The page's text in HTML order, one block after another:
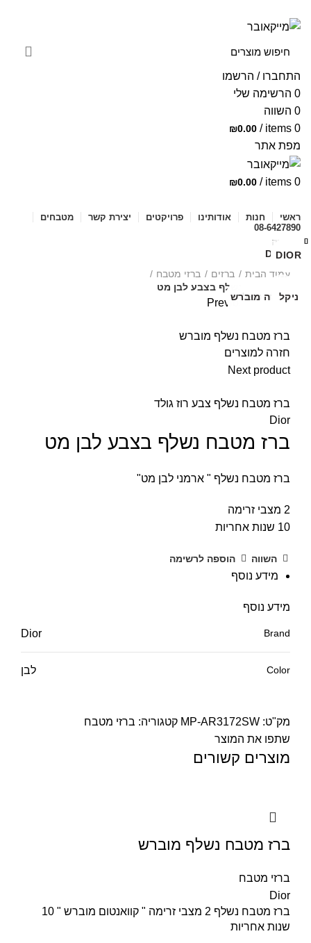
התחברו / הרשמו
0 הרשימה שלי
0 השווה
0
items
/
₪0.00
מפת אתר
0
items
/
₪0.00
ראשי חנות אודותינו פרויקטים יצירת קשר
מטבחים
08-6427890
DIOR
לחצו להגדלה
עמוד הבית ברזים
ברזי מטבח
ברז מטבח נשלף בצבע לבן מט
Previous product
ברז מטבח נשלף מוברש
חזרה למוצרים
Next product
ברז מטבח נשלף צבע רוז גולד
Dior
ברז מטבח נשלף בצבע לבן מט
ברז מטבח נשלף " ארמני לבן מט"
2 מצבי זרימה
10 שנות אחריות
השווה הוספה לרשימה
מידע נוסף
מידע נוסף
Brand
Dior
Color לבן
מק"ט: MP-AR3172SW קטגוריה: ברזי מטבח
שתפו את המוצר
מוצרים קשורים
DIOR
נירוסטה מוברש
סגירה
ברז מטבח נשלף מוברש
ברזי מטבח
Dior
ברז מטבח נשלף 2 מצבי זרימה " קוואנטום מוברש " 10
שנות אחריות
DIOR
סילבר מטאל
סגירה
DIOR
שחור
סגירה
DIOR
רוז גולד
סגירה
DIOR
נירוסטה מוברש
סגירה
DIOR
ניקל
סגירה
DIOR
ניקל
סגירה
DIOR
ניקל
סגירה